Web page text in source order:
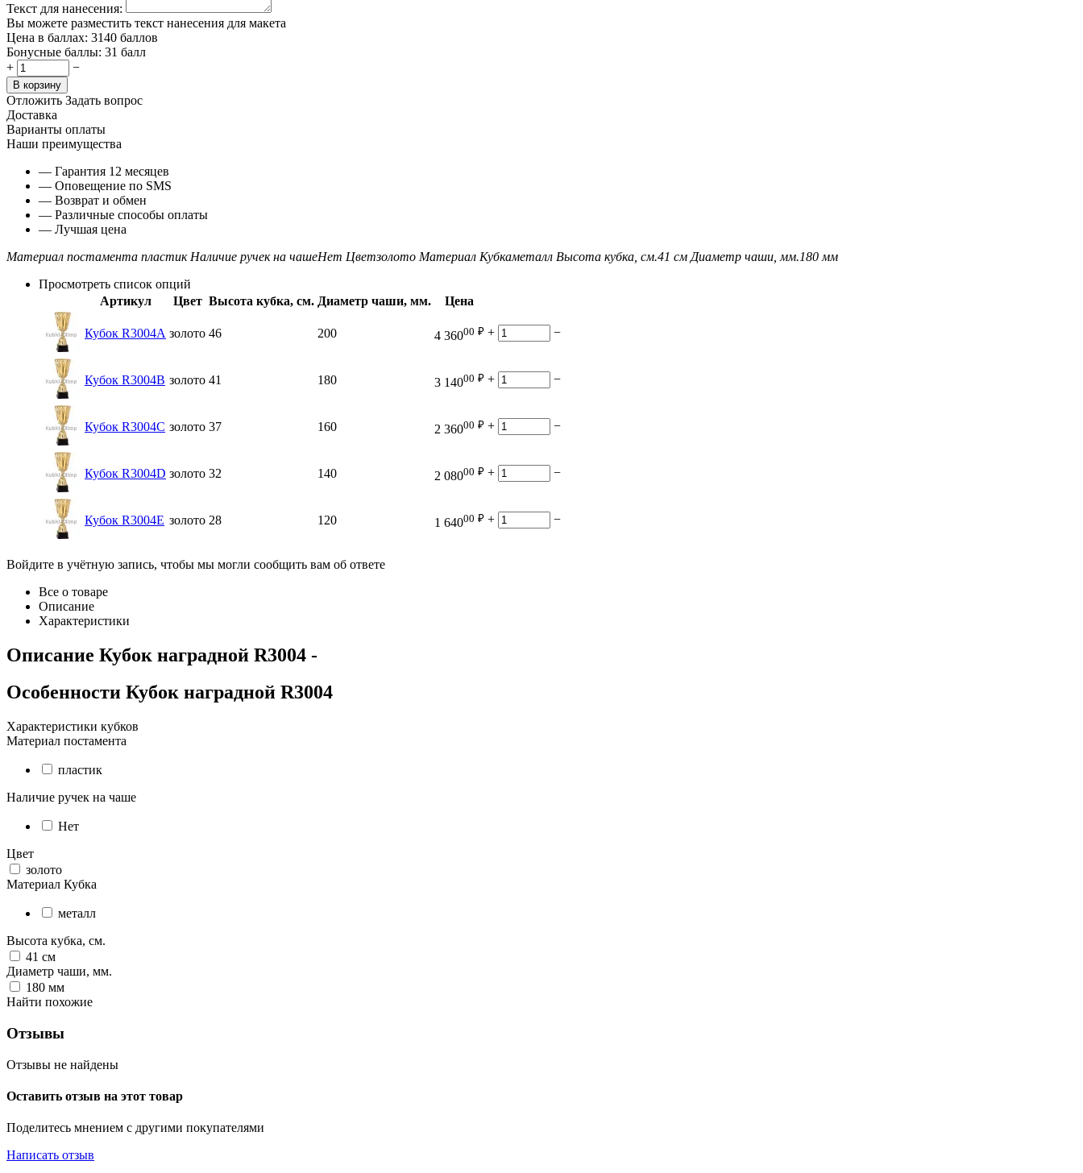
Текст для нанесения:
Вы можете разместить текст нанесения для макета
Цена в баллах: 3140 баллов
Бонусные баллы: 31 балл
+
−
В корзину
Отложить Задать вопрос
Доставка
Варианты оплаты
Наши преимущества
— Гарантия 12 месяцев
— Оповещение по SMS
— Возврат и обмен
— Различные способы оплаты
— Лучшая цена
Материал постамента пластик Наличие ручек на чашеНет Цветзолото Материал Кубкаметалл Высота кубка, см.41 см Диаметр чаши, мм.180 мм
Просмотреть список опций
Артикул
Цвет Высота кубка, см. Диаметр чаши, мм. Цена
Кубок R3004A золото 46 200 4 36000 ₽ + −
Кубок R3004B золото 41 180 3 14000 ₽ + −
Кубок R3004C золото 37 160 2 36000 ₽ + −
Кубок R3004D золото 32 140 2 08000 ₽ + −
Кубок R3004E золото 28 120 1 64000 ₽ + −
Войдите в учётную запись, чтобы мы могли сообщить вам об ответе
Все о товаре
Описание
Характеристики
Описание Кубок наградной R3004 -
Особенности Кубок наградной R3004
Характеристики кубков
Материал постамента
пластик
Наличие ручек на чаше
Нет
Цвет
золото
Материал Кубка
металл
Высота кубка, см.
41 см
Диаметр чаши, мм.
180 мм
Найти похожие
Отзывы
Отзывы не найдены
Оставить отзыв на этот товар
Поделитесь мнением с другими покупателями
Написать отзыв